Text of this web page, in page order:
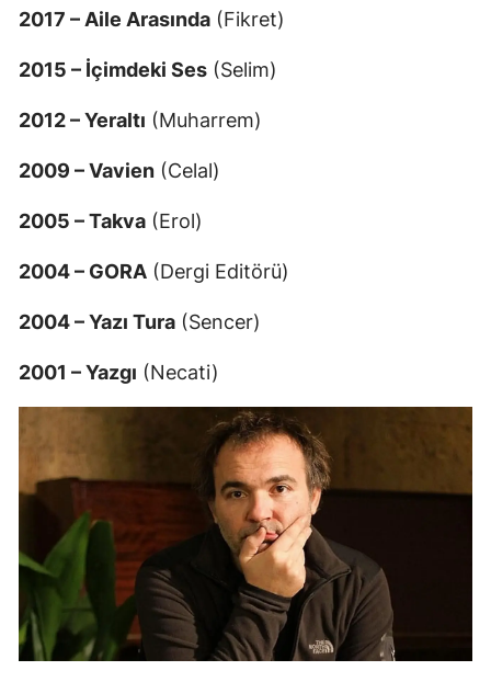
2017 – Aile Arasında (Fikret)
2015 – İçimdeki Ses (Selim)
2012 – Yeraltı (Muharrem)
2009 – Vavien (Celal)
2005 – Takva (Erol)
2004 – GORA (Dergi Editörü)
2004 – Yazı Tura (Sencer)
2001 – Yazgı (Necati)